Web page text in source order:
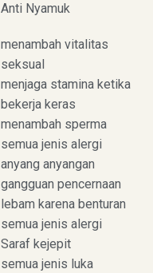
Anti Nyamuk
menambah vitalitas
seksual
menjaga stamina ketika
bekerja keras
menambah sperma
semua jenis alergi
anyang anyangan
gangguan pencernaan
lebam karena benturan
semua jenis alergi
Saraf kejepit
semua jenis luka